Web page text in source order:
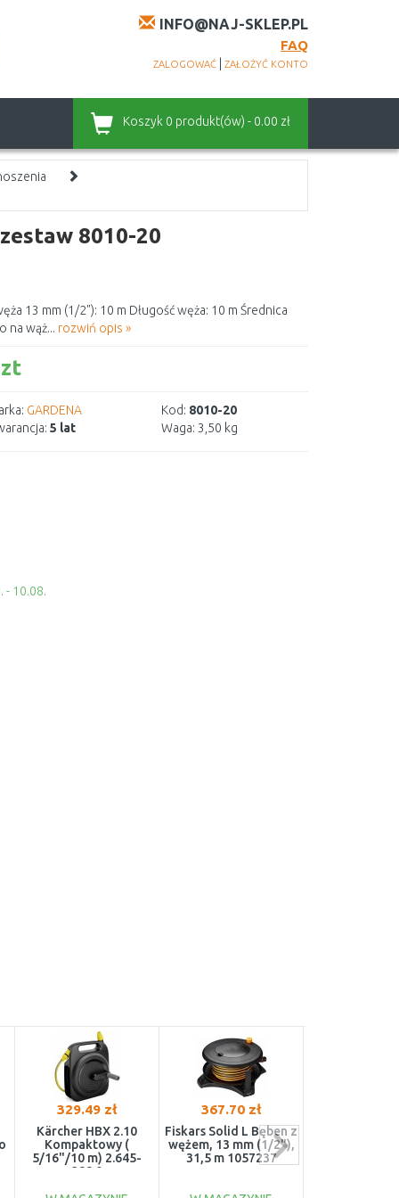
INFO@NAJ-SKLEP.PL
FAQ
ZALOGOWAĆ ZAŁOŻYĆ KONTO
Koszyk 0 produkt(ów) - 0.00 zł
8010-20
13 mm (1/2"): 10 m Długość węża: 10 m Średnica
na wąż... rozwiń opis »
GARDENA
5 lat
Kod: 8010-20
Waga: 3,50 kg
- 10.08.
329.49 zł
Kärcher HBX 2.10
Kompaktowy (
5/16"/10 m) 2.645-
388.0
367.70 zł
Fiskars Solid L Bęben z
wężem, 13 mm (1/2"),
31,5 m 1057237